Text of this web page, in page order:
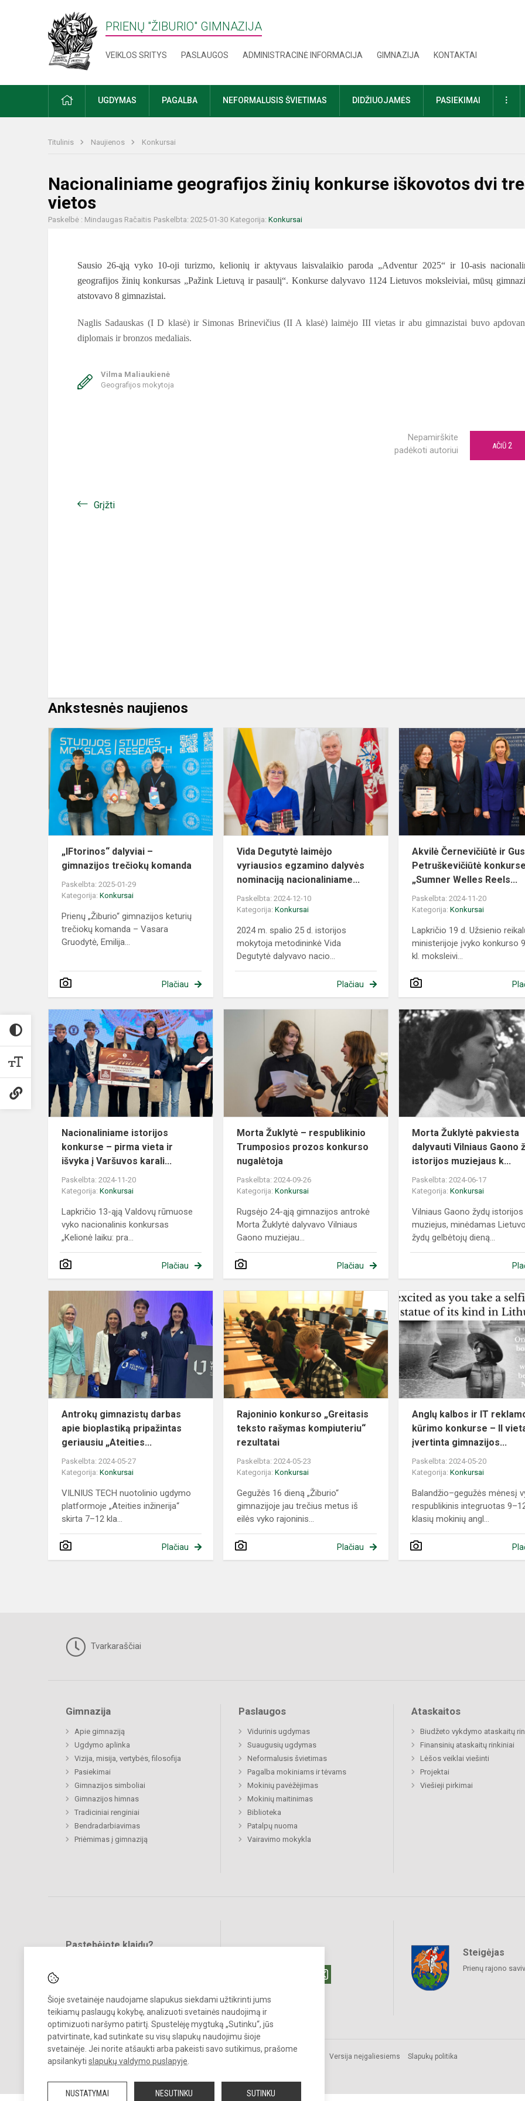
Šioje svetainėje naudojame slapukus siekdami užtikrinti jums
teikiamų paslaugų kokybę, analizuoti svetainės naudojimą ir
optimizuoti naršymo patirtį. Spustelėję mygtuką „Sutinku“, jūs
patvirtinate, kad sutinkate su visų slapukų naudojimu šioje
svetainėje. Jei norite atšaukti arba pakeisti savo sutikimus, prašome
apsilankyti slapukų valdymo puslapyje
NUSTATYMAI NESUTINKU SUTINKU
PRIENŲ "ŽIBURIO" GIMNAZIJA
VEIKLOS SRITYS PASLAUGOS ADMINISTRACINĖ INFORMACIJA GIMNAZIJA KONTAKTAI
PRADŽIAUGDYMAS PAGALBA NEFORMALUSIS ŠVIETIMAS DIDŽIUOJAMĖS PASIEKIMAI
Titulinis Naujienos Konkursai
Nacionaliniame geografijos žinių konkurse iškovotos dvi
vietos
Paskelbė : Mindaugas Račaitis Paskelbta: 2025-01-30 Kategorija: Konkursai
Sausio 26-ąją vyko 10-oji turizmo, kelionių ir aktyvaus laisvalaikio paroda „Adventur 2025“ ir 10-asis
geografijos žinių konkursas „Pažink Lietuvą ir pasaulį“. Konkurse dalyvavo 1124 Lietuvos moksleiviai, mūsų
atstovavo 8 gimnazistai.
Naglis Sadauskas (I D klasė) ir Simonas Brinevičius (II A klasė) laimėjo III vietas ir abu gimnazistai buvo
diplomais ir bronzos medaliais.
Vilma Maliaukienė
Geografijos mokytoja
Nepamirškite
padėkoti autoriui
AČIŪ 2
Grįžti
Ankstesnės naujienos
„IFtorinos“
dalyviai
–
gimnazijos
trečiokų
komanda
„IFtorinos“ dalyviai –
gimnazijos trečiokų komanda
Paskelbta: 2025-01-29
Kategorija: Konkursai
Prienų „Žiburio“ gimnazijos keturių
trečiokų komanda – Vasara
Gruodytė, Emilija...
Plačiau
Vida
Degutytė
laimėjo
vyriausios
egzamino
dalyvės
nominacij...
Vida Degutytė laimėjo
vyriausios egzamino dalyvės
nominaciją nacionaliniame...
Paskelbta: 2024-12-10
Kategorija:Konkursai
2024 m. spalio 25 d. istorijos
mokytoja metodininkė Vida
Degutytė dalyvavo nacio...
Plačiau
Akvilė Černevičiūtė ir
Petruškevičiūtė konkurse
„Sumner Welles Reels...
Paskelbta: 2024-11-20
Kategorija:Konkursai
Lapkričio 19 d. Užsienio
ministerijoje įvyko konkurso
kl. moksleivi...
Nacionaliniame
konkurse
–
pirma
ir
išvyka
Nacionaliniame istorijos
konkurse – pirma vieta ir
išvyka į Varšuvos karali...
Paskelbta: 2024-11-20
Kategorija: Konkursai
Lapkričio 13-ąją Valdovų rūmuose
vyko nacionalinis konkursas
„Kelionė laiku: pra...
Plačiau
Morta
Žuklytė
respublikinio
Trumposios
konkurso
nu...
Morta Žuklytė – respublikinio
Trumposios prozos konkurso
nugalėtoja
Paskelbta: 2024-09-26
Kategorija:Konkursai
Rugsėjo 24-ąją gimnazijos antrokė
Morta Žuklytė dalyvavo Vilniaus
Gaono muziejau...
Plačiau
Morta Žuklytė pakviesta
dalyvauti Vilniaus Gaono
istorijos muziejaus k...
Paskelbta: 2024-06-17
Kategorija:Konkursai
Vilniaus Gaono žydų istorijos
muziejus, minėdamas
žydų gelbėtojų dieną...
Antrokų
gimnazistų
darbas
apie
bioplastiką
pripažintas
Antrokų gimnazistų darbas
apie bioplastiką pripažintas
geriausiu „Ateities...
Paskelbta: 2024-05-27
Kategorija: Konkursai
VILNIUS TECH nuotolinio ugdymo
platformoje „Ateities inžinerija“
skirta 7–12 kla...
Plačiau
Rajoninio
konkurso
„Greitasis
teksto
rašymas
kompiuteriu“
r...
Rajoninio konkurso „Greitasis
teksto rašymas kompiuteriu“
rezultatai
Paskelbta: 2024-05-23
Kategorija:Konkursai
Gegužės 16 dieną „Žiburio“
gimnazijoje jau trečius metus iš
eilės vyko rajoninis...
Plačiau
Anglų kalbos ir IT
kūrimo konkurse – II
įvertinta gimnazijos...
Paskelbta: 2024-05-20
Kategorija:Konkursai
Balandžio–gegužės mėnesį
respublikinis integruotas
klasių mokinių angl...
Tvarkaraščiai
Gimnazija
Apie gimnaziją
Ugdymo aplinka
Vizija, misija, vertybės, filosofija
Pasiekimai
Gimnazijos simboliai
Gimnazijos himnas
Tradiciniai renginiai
Bendradarbiavimas
Priėmimas į gimnaziją
Paslaugos
Vidurinis ugdymas
Suaugusių ugdymas
Neformalusis švietimas
Pagalba mokiniams ir tėvams
Mokinių pavėžėjimas
Mokinių maitinimas
Biblioteka
Patalpų nuoma
Vairavimo mokykla
Ataskaitos
Biudžeto vykdymo ataskaitų
Finansinių ataskaitų rinkiniai
Lėšos veiklai viešinti
Projektai
Viešieji pirkimai
Pastebėjote klaidų?
Steigėjas
Prienų rajono
© 2023 Prienų "Žiburio" gimnazija. Visos teisės saugomos.
Kopijuoti turinį be raštiško gimnazijos sutikimo griežtai draudžiama.
Versija neįgaliesiems Slapukų politika